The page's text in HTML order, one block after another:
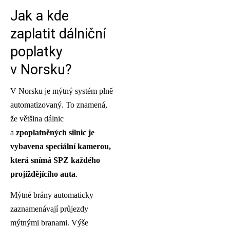
Jak a kde
zaplatit dálniční
poplatky
v Norsku?
V Norsku je mýtný systém plně
automatizovaný. To znamená,
že většina dálnic
a zpoplatněných silnic je
vybavena speciální kamerou,
která snímá SPZ každého
projíždějícího auta.
Mýtné brány automaticky
zaznamenávají průjezdy
mýtnými branami. Výše